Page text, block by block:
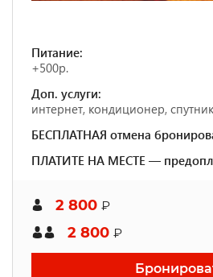
Питание:
+500р.
Доп. услуги:
интернет, кондиционер,
БЕСПЛАТНАЯ отмена
ПЛАТИТЕ НА МЕСТЕ —
2 800 ₽
2 800 ₽